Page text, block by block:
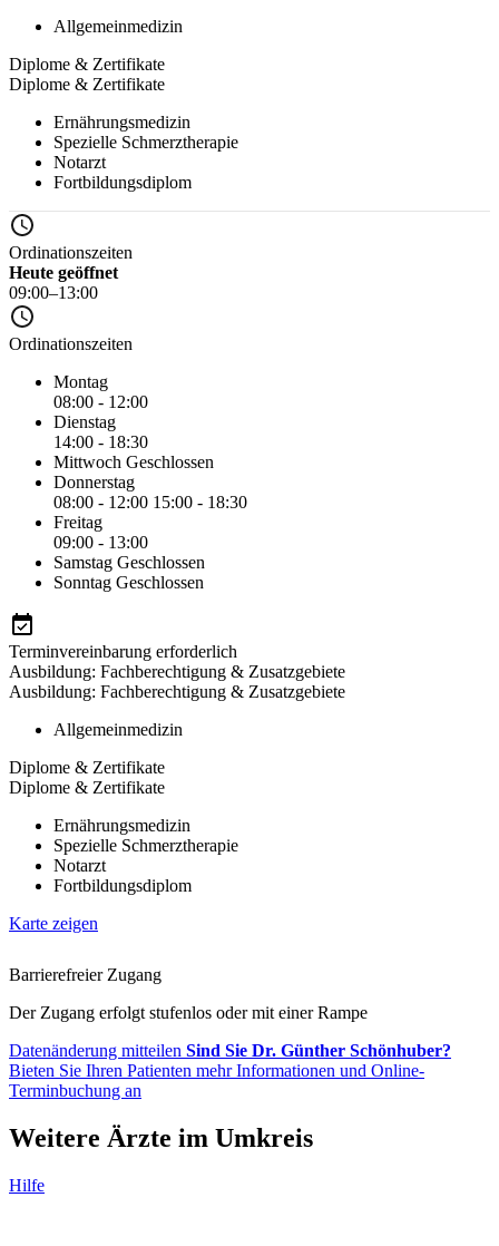
Allgemeinmedizin
Diplome & Zertifikate
Diplome & Zertifikate
Ernährungsmedizin
Spezielle Schmerztherapie
Notarzt
Fortbildungsdiplom
Ordinationszeiten
Heute geöffnet
09:00–13:00
Ordinationszeiten
Montag
08:00 - 12:00
Dienstag
14:00 - 18:30
Mittwoch Geschlossen
Donnerstag
08:00 - 12:00 15:00 - 18:30
Freitag
09:00 - 13:00
Samstag Geschlossen
Sonntag Geschlossen
Terminvereinbarung erforderlich
Ausbildung: Fachberechtigung & Zusatzgebiete
Ausbildung: Fachberechtigung & Zusatzgebiete
Allgemeinmedizin
Diplome & Zertifikate
Diplome & Zertifikate
Ernährungsmedizin
Spezielle Schmerztherapie
Notarzt
Fortbildungsdiplom
Karte zeigen
Barrierefreier Zugang
Der Zugang erfolgt stufenlos oder mit einer Rampe
Datenänderung mitteilen Sind Sie Dr. Günther Schönhuber?
Bieten Sie Ihren Patienten mehr Informationen und Online-
Terminbuchung an
Weitere Ärzte im Umkreis
Hilfe